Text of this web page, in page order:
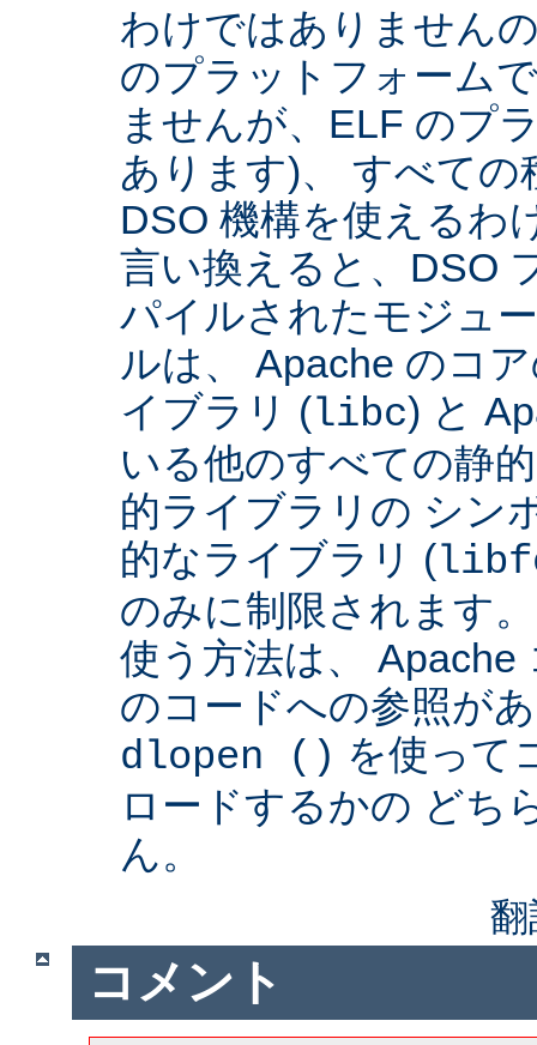
わけではありません
のプラットフォーム
ませんが、ELF のプ
あります)、 すべて
DSO 機構を使えるわ
言い換えると、DSO
パイルされたモジュ
ルは、 Apache のコ
イブラリ (libc) と
いる他のすべての静
的ライブラリの シン
的なライブラリ (
のみに制限されます
使う方法は、 Apache
のコードへの参照が
dlopen () を使って
ロードするかの どち
ん。
コメント